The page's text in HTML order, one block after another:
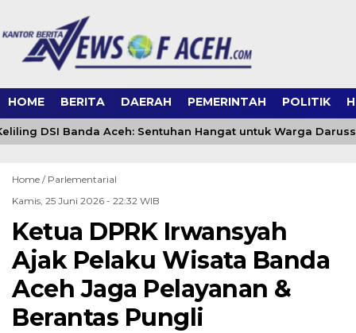
HOME BERITA DAERAH PEMERINTAH POLITIK
DSI Banda Aceh: Sentuhan Hangat untuk Warga
Home / Parlementarial
Kamis, 25 Juni 2026 - 22:32 WIB
Ketua DPRK Irwansyah
Ajak Pelaku Wisata Banda
Aceh Jaga Pelayanan &
Berantas Pungli